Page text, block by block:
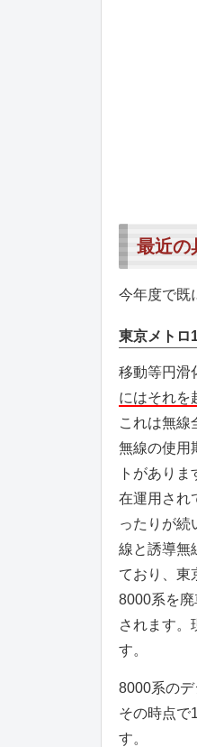
最近の
今年度で既
東京メトロ
移動等円滑
にはそれを
これは無線
無線の使用
トがあり
在運用され
ったりが続
線と誘導無
ており、東
8000系を
されます。
す。
8000系の
その時点で
す。